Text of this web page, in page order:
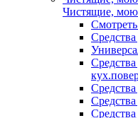
Чистящие,
Смотреть
Средства